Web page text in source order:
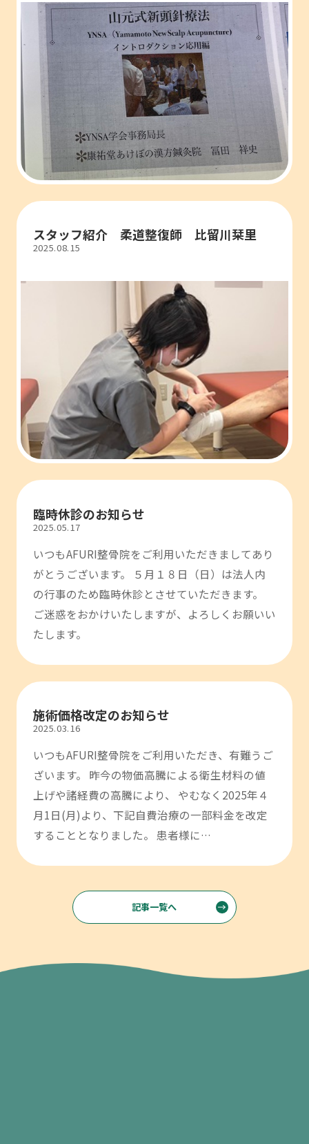
スタッフ紹介 柔道整復師 比留川栞里
2025.08.15
臨時休診のお知らせ
2025.05.17
いつもAFURI整骨院をご利用いただきましてあり
がとうございます。 ５月１８日（日）は法人内
の行事のため臨時休診とさせていただきます。
ご迷惑をおかけいたしますが、よろしくお願いい
たします。
施術価格改定のお知らせ
2025.03.16
いつもAFURI整骨院をご利用いただき、有難うご
ざいます。 昨今の物価高騰による衛生材料の値
上げや諸経費の高騰により、 やむなく2025年４
月1日(月)より、下記自費治療の一部料金を改定
することとなりました。 患者様に…
記事一覧へ